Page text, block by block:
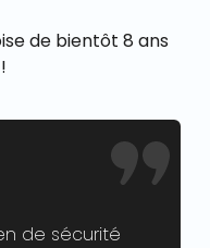
de bientôt 8 ans
de sécurité